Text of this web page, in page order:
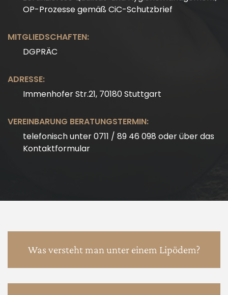
OP-Prozesse gemäß CiC-Schutzbrief
MITGLIEDSCHAFTEN:
DGPRÄC
ADRESSE:
Immenhofer Str.21, 70180 Stuttgart
VEREINBARUNG BERATUNGSTERMIN:
telefonisch unter 0711 / 89 46 098 oder über das
Kontaktformular
Was versteht man unter einem Lipödem?